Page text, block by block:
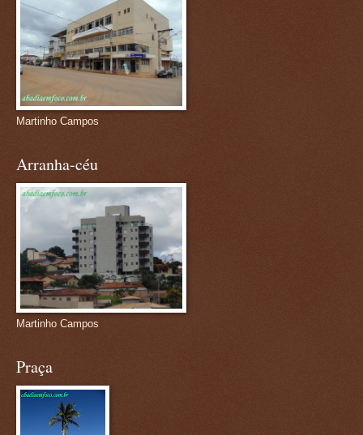
Martinho Campos
Arranha-céu
Martinho Campos
Praça